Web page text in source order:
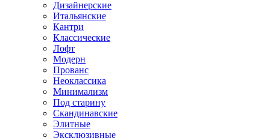
Дизайнерские
Итальянские
Кантри
Классические
Лофт
Модерн
Прованс
Неоклассика
Минимализм
Под старину
Скандинавские
Элитные
Эксклюзивные